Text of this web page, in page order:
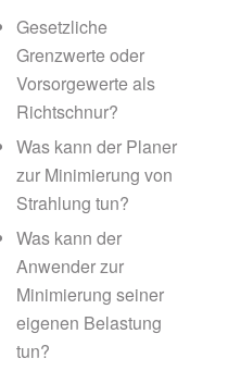
Gesetzliche
Grenzwerte oder
Vorsorgewerte als
Richtschnur?
Was kann der Planer
zur Minimierung von
Strahlung tun?
Was kann der
Anwender zur
Minimierung seiner
eigenen Belastung
tun?